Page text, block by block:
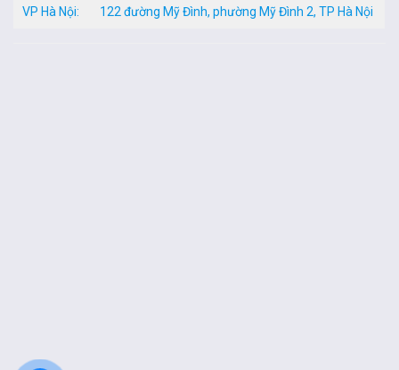
VP Hà Nội: 122 đường Mỹ Đình, phường Mỹ Đình 2, TP Hà Nội